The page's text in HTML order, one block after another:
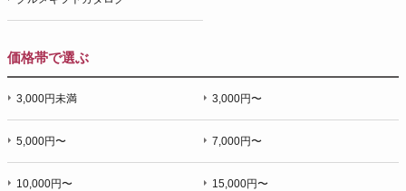
価格帯で選ぶ
3,000円未満 3,000円〜
5,000円〜 7,000円〜
10,000円〜 15,000円〜